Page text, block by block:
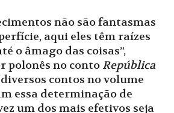
não são fantasmas
aqui eles têm raízes
o âmago das coisas”,
polonês no conto República
contos no volume
essa determinação de
um dos mais efetivos seja